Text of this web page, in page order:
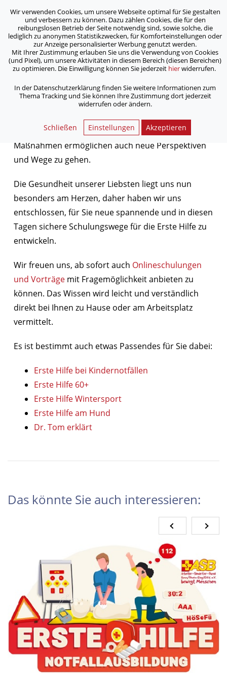
ASB Bonn/Rhein-Sieg/Eifel e.V.
bewegt Menschen
Home / Aktuelles / Erste Hilfe Online
Erste Hilfe Online
Die Pandemie und die damit verbundenen
Maßnahmen ermöglichen auch neue Perspektiven
und Wege zu gehen.
Die Gesundheit unserer Liebsten liegt uns nun
besonders am Herzen, daher haben wir uns
entschlossen, für Sie neue spannende und in diesen
Tagen sichere Schulungswege für die Erste Hilfe zu
entwickeln.
Wir freuen uns, ab sofort auch Onlineschulungen
und Vorträge mit Fragemöglichkeit anbieten zu
können. Das Wissen wird leicht und verständlich
direkt bei Ihnen zu Hause oder am Arbeitsplatz
vermittelt.
Es ist bestimmt auch etwas Passendes für Sie dabei:
Erste Hilfe bei Kindernotfällen
Erste Hilfe 60+
Erste Hilfe Wintersport
Erste Hilfe am Hund
Dr. Tom erklärt
Das könnte Sie auch interessieren:
Wir verwenden Cookies, um unsere Webseite optimal für Sie gestalten
und verbessern zu können. Dazu zählen Cookies, die für den
reibungslosen Betrieb der Seite notwendig sind, sowie solche, die
lediglich zu anonymen Statistikzwecken, für Komforteinstellungen oder
zur Anzeige personalisierter Werbung genutzt werden.
Mit Ihrer Zustimmung erlauben Sie uns die Verwendung von Cookies
(und Pixel), um unsere Aktivitäten in diesem Bereich (diesen Bereichen)
zu optimieren. Die Einwilligung können Sie jederzeit hierwiderrufen.
In der Datenschutzerklärung finden Sie weitere Informationen zum
Thema Tracking und Sie können Ihre Zustimmung dort jederzeit
widerrufen oder ändern.
Schließen Einstellungen Akzeptieren